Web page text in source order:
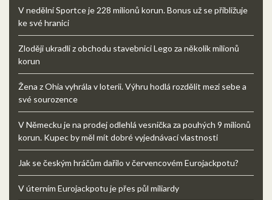
V nedělní Sportce je 228 milionů korun. Bonus už se přibližuje
ke své hranici
Zloději ukradli z obchodu stavebnici Lego za několik milionů
korun
Žena z Ohia vyhrála v loterii. Výhru hodlá rozdělit mezi sebe a
své sourozence
V Německu je na prodej odlehlá vesnička za pouhých 9 milionů
korun. Kupec by měl mít dobré vyjednávací vlastnosti
Jak se českým hráčům dařilo v červencovém Eurojackpotu?
V úterním Eurojackpotu je přes půl miliardy